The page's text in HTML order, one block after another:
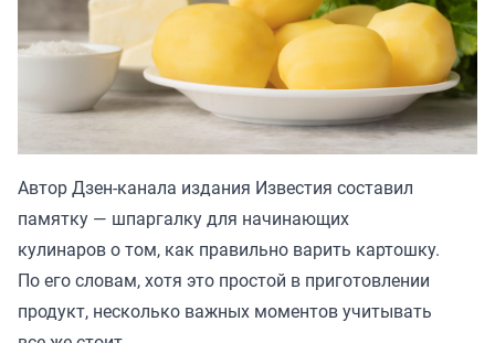
Автор Дзен-канала издания Известия составил
памятку — шпаргалку для начинающих
кулинаров о том, как правильно варить картошку.
По его словам, хотя это простой в приготовлении
продукт, несколько важных моментов учитывать